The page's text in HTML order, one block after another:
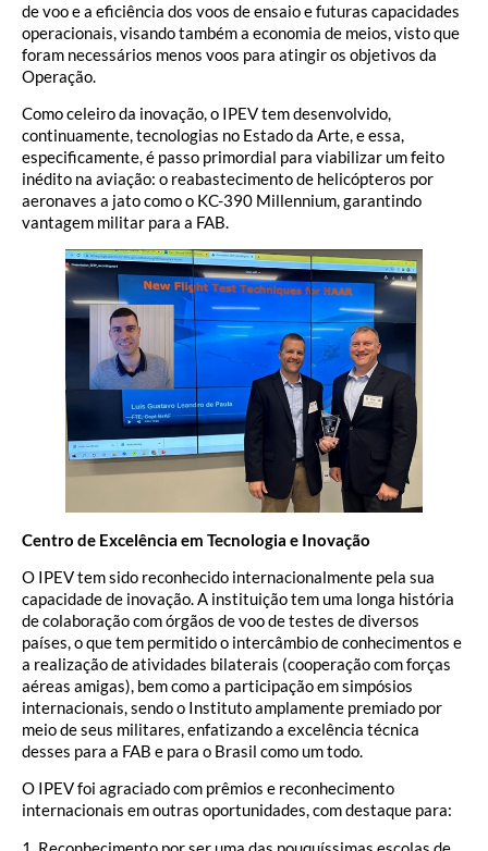
de voo e a eficiência dos voos de ensaio e futuras capacidades
operacionais, visando também a economia de meios, visto que
foram necessários menos voos para atingir os objetivos da
Operação.
Como celeiro da inovação, o IPEV tem desenvolvido,
continuamente, tecnologias no Estado da Arte, e essa,
especificamente, é passo primordial para viabilizar um feito
inédito na aviação: o reabastecimento de helicópteros por
aeronaves a jato como o KC-390 Millennium, garantindo
vantagem militar para a FAB.
Centro de Excelência em Tecnologia e Inovação
O IPEV tem sido reconhecido internacionalmente pela sua
capacidade de inovação. A instituição tem uma longa história
de colaboração com órgãos de voo de testes de diversos
países, o que tem permitido o intercâmbio de conhecimentos e
a realização de atividades bilaterais (cooperação com forças
aéreas amigas), bem como a participação em simpósios
internacionais, sendo o Instituto amplamente premiado por
meio de seus militares, enfatizando a excelência técnica
desses para a FAB e para o Brasil como um todo.
O IPEV foi agraciado com prêmios e reconhecimento
internacionais em outras oportunidades, com destaque para: